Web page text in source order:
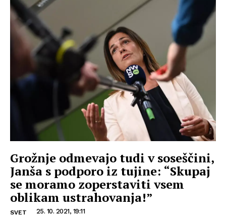
Grožnje odmevajo tudi v soseščini,
Janša s podporo iz tujine: “Skupaj
se moramo zoperstaviti vsem
oblikam ustrahovanja!”
SVET 25. 10. 2021, 19:11